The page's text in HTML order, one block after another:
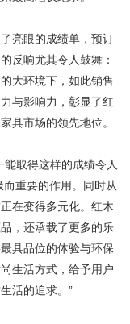
亮眼的成绩单，预订
反响尤其令人鼓舞：
大环境下，如此销售
与影响力，彰显了红
具市场的领先地位。
取得这样的成绩令人
重要的作用。同时从
在变得多元化。红木
，还承载了更多的乐
具品位的体验与环保
生活方式，给予用户
活的追求。”